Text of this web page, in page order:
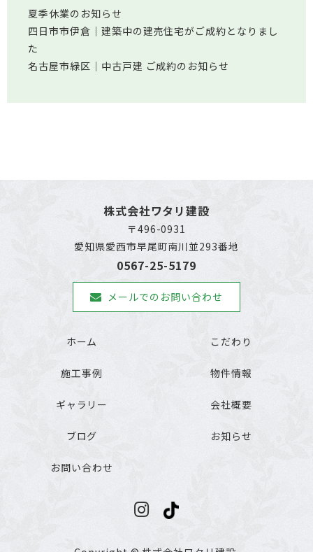
夏季休業のお知らせ
四日市市伊倉│建築中の建売住宅がご成約となりまし
た
名古屋市緑区│中古戸建 ご成約のお知らせ
株式会社ワタリ建設
〒496-0931
愛知県愛西市早尾町南川並293番地
0567-25-5179
メールでのお問い合わせ
ホーム こだわり
施工事例 物件情報
ギャラリー 会社概要
ブログ お知らせ
お問い合わせ